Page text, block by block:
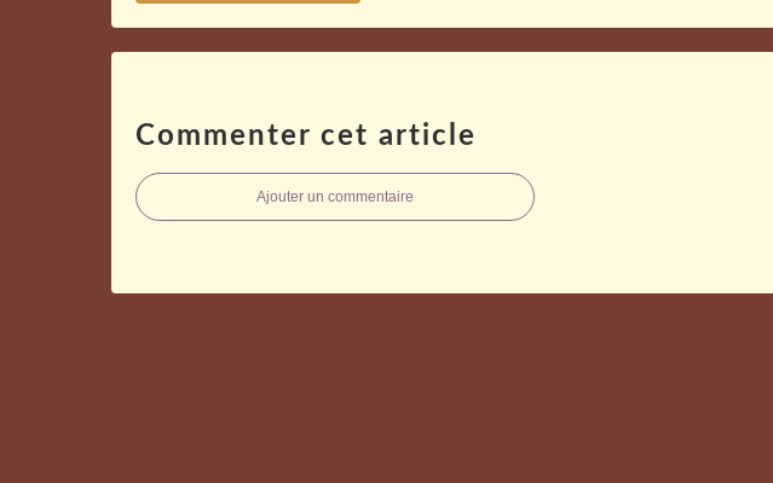
Commenter cet article
Ajouter un commentaire